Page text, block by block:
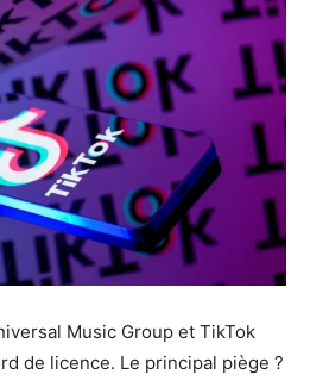
Music Group et TikTok
de licence. Le principal piège ?